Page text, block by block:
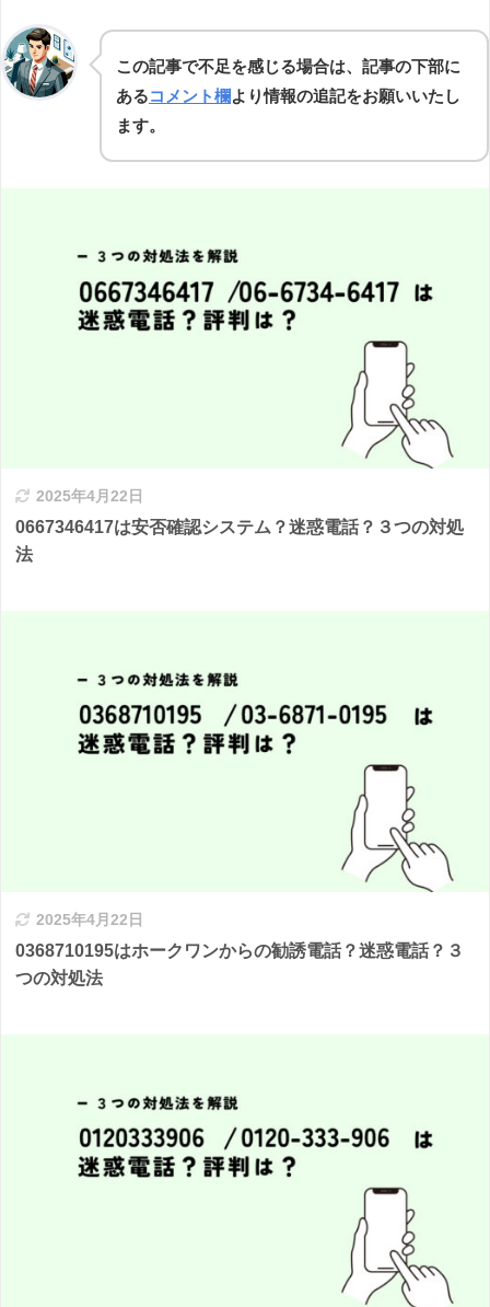
この記事で不足を感じる場合は、記事の下部に
あるコメント欄より情報の追記をお願いいたし
ます。
2025年4月22日
0667346417は安否確認システム？迷惑電話？３つの対処
法
2025年4月22日
0368710195はホークワンからの勧誘電話？迷惑電話？３
つの対処法